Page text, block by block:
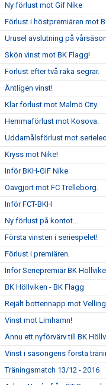
Ny förlust mot Gif Nike
Förlust i höstpremiären mot
Urusel avslutning på
Skön vinst mot BK Flagg!
Förlust efter två raka segrar.
Äntligen vinst!
Klar förlust mot Malmö City.
Hemmaförlust mot Kosova.
Uddamålsförlust mot
Kryss mot Nike!
Inför BKH-GIF Nike
Oavgjort mot FC Trelleborg.
Inför FCT-BKH
Ny förlust på kontot...
Första vinsten i seriespelet!
Förlust i premiären.
Inför Seriepremiär BK
BK Höllviken - BK Flagg
Rejält bottennapp mot
Vinst mot Limhamn!
Ännu ett nyförvärv till BK
Vinst i säsongens första
Träningsmatch 13/12 - 2016